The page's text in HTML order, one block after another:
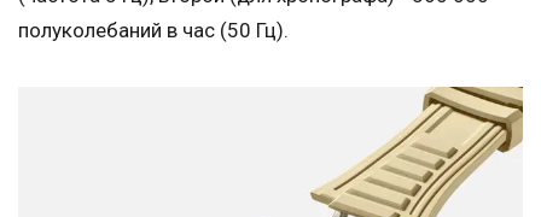
полуколебаний в час (50 Гц).